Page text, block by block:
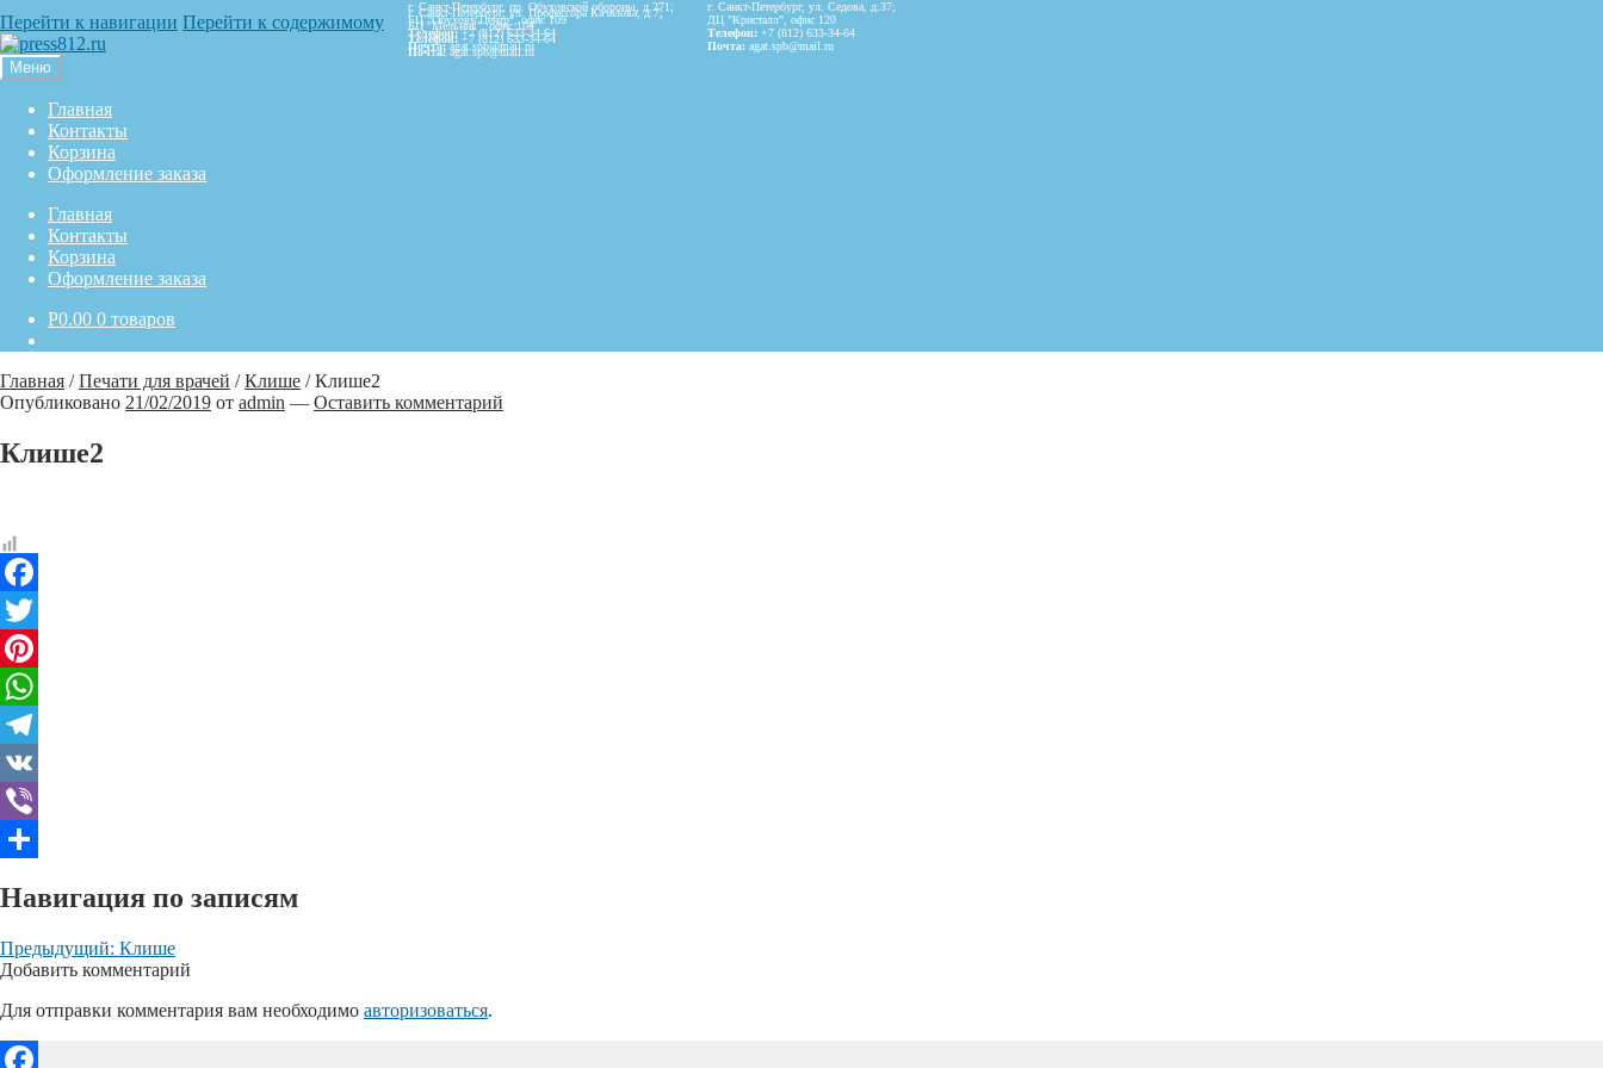
г. Санкт-Петербург, пр. Обуховской обороны, д.271;
БЦ "Обуховъ Центр", офис 109
Телефон: +7 (812) 633-34-64
Почта: agat.spb@mail.ru
г. Санкт-Петербург, ул. Седова, д.37;
ДЦ "Кристалл", офис 120
Телефон: +7 (812) 633-34-64
Почта: agat.spb@mail.ru
г. Санкт-Петербург, ул. Профессора Качалова, д.7;
БЦ "Мельник", офис 104
Телефон: +7 (812) 633-34-64
Почта: agat.spb@mail.ru
Перейти к навигации Перейти к содержимому
Меню
Главная
Контакты
Корзина
Оформление заказа
Главная
Контакты
Корзина
Оформление заказа
Р0.00 0 товаров
Главная /Печати для врачей /Клише /Клише2
Опубликовано 21/02/2019 от admin — Оставить комментарий
Клише2
Facebook
Twitter
Pinterest
WhatsApp
Telegram
VK
Viber
Навигация по записям
Предыдущий: Клише
Добавить комментарий
Для отправки комментария вам необходимо авторизоваться.